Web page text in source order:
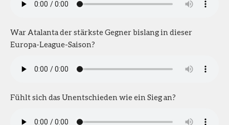
War Atalanta der stärkste Gegner bislang in dieser
Europa-League-Saison?
Fühlt sich das Unentschieden wie ein Sieg an?